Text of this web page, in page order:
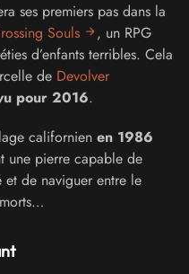
ses premiers pas dans la
Souls
, un RPG
d’enfants terribles. Cela
de Devolver
pour 2016.
californien en 1986
une pierre capable de
de naviguer entre le